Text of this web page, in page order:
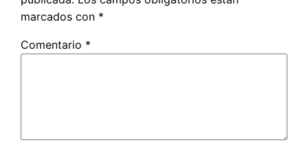
marcados con *
Comentario *